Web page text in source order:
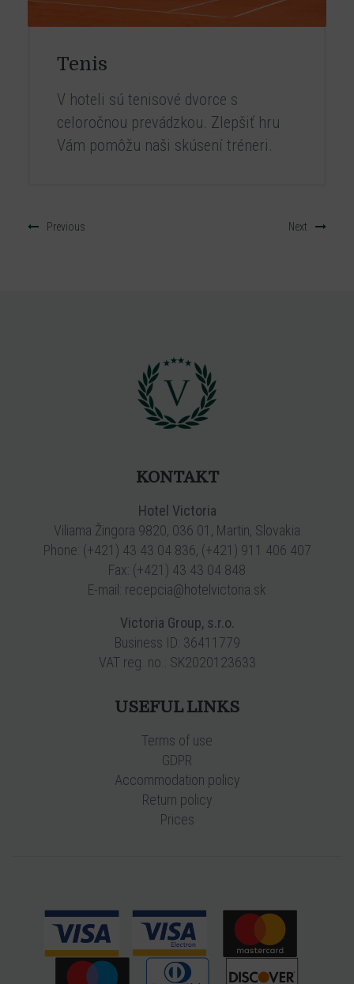
Squash
Pre nadšencov squashu máme k
dispozícii 2 squashové kurty a
trénerov pre Vašu dokonalú hru.
Previous Next
KONTAKT
Hotel Victoria
Viliama Žingora 9820, 036 01, Martin, Slovakia
Phone: (+421) 43 43 04 836, (+421) 911 406 407
Fax: (+421) 43 43 04 848
E-mail: recepcia@hotelvictoria.sk
Victoria Group, s.r.o.
Business ID: 36411779
VAT reg. no.: SK2020123633
USEFUL LINKS
Terms of use
GDPR
Accommodation policy
Return policy
Prices